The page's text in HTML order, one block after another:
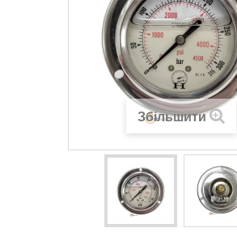
Збільшити